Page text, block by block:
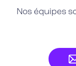
Nos équipes